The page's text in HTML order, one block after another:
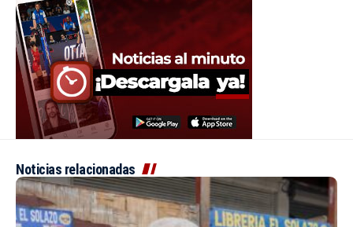
Noticias relacionadas